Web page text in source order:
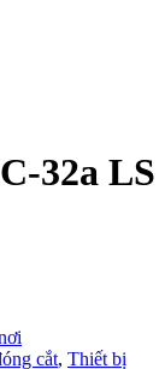
32a LS
cắt, Thiết bị